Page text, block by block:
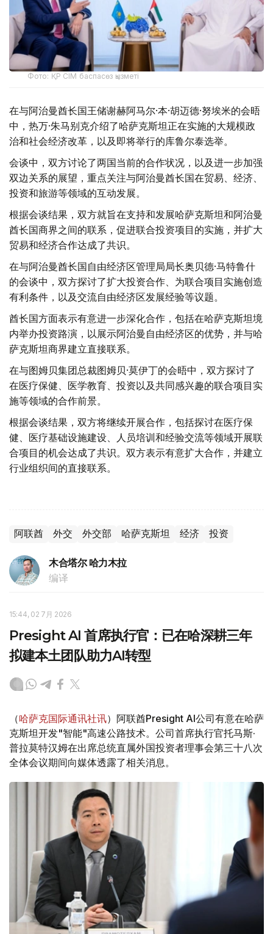
Фото: ҚР СІМ баспасөз қызметі
在与阿治曼酋长国王储谢赫阿马尔·本·胡迈德·努埃米的会晤
中，热万·朱马别克介绍了哈萨克斯坦正在实施的大规模政
治和社会经济改革，以及即将举行的库鲁尔泰选举。
会谈中，双方讨论了两国当前的合作状况，以及进一步加强
双边关系的展望，重点关注与阿治曼酋长国在贸易、经济、
投资和旅游等领域的互动发展。
根据会谈结果，双方就旨在支持和发展哈萨克斯坦和阿治曼
酋长国商界之间的联系，促进联合投资项目的实施，并扩大
贸易和经济合作达成了共识。
在与阿治曼酋长国自由经济区管理局局长奥贝德·马特鲁什
的会谈中，双方探讨了扩大投资合作、为联合项目实施创造
有利条件，以及交流自由经济区发展经验等议题。
酋长国方面表示有意进一步深化合作，包括在哈萨克斯坦境
内举办投资路演，以展示阿治曼自由经济区的优势，并与哈
萨克斯坦商界建立直接联系。
在与图姆贝集团总裁图姆贝·莫伊丁的会晤中，双方探讨了
在医疗保健、医学教育、投资以及共同感兴趣的联合项目实
施等领域的合作前景。
根据会谈结果，双方将继续开展合作，包括探讨在医疗保
健、医疗基础设施建设、人员培训和经验交流等领域开展联
合项目的机会达成了共识。双方表示有意扩大合作，并建立
行业组织间的直接联系。
阿联酋 外交 外交部 哈萨克斯坦 经济 投资
木合塔尔 哈力木拉
编译
15:44, 02 7月 2026
Presight AI 首席执行官：已在哈深耕三年
拟建本土团队助力AI转型
（哈萨克国际通讯社讯）阿联酋Presight AI公司有意在哈萨
克斯坦开发"智能"高速公路技术。公司首席执行官托马斯·
普拉莫特汉姆在出席总统直属外国投资者理事会第三十八次
全体会议期间向媒体透露了相关消息。